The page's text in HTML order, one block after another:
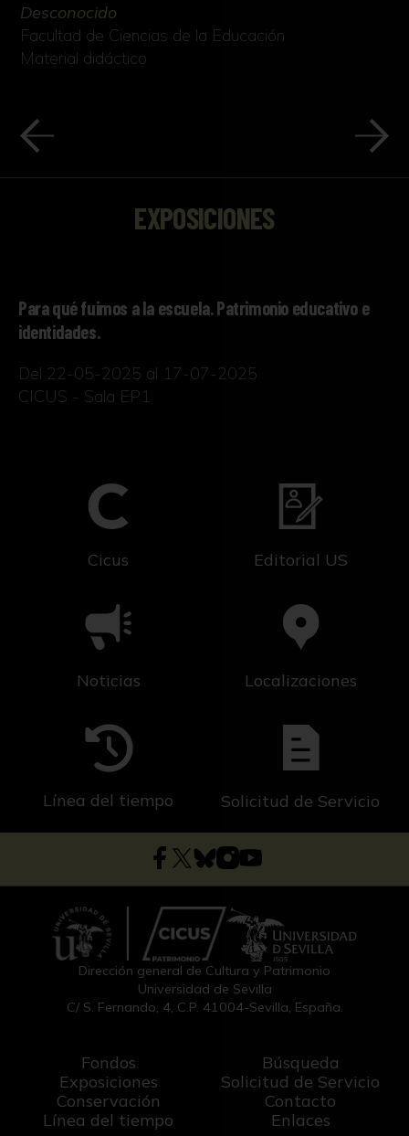
Desconocido
Facultad de Ciencias de la Educación
Material didáctico
EXPOSICIONES
Para qué fuimos a la escuela. Patrimonio educativo e
identidades.
Del 22-05-2025 al 17-07-2025
CICUS - Sala EP1
Cicus Editorial US
Noticias Localizaciones
Línea del tiempo Solicitud de Servicio
Dirección general de Cultura y Patrimonio
Universidad de Sevilla
C/ S. Fernando, 4, C.P. 41004-Sevilla, España.
Fondos
Exposiciones
Conservación
Línea del tiempo
Búsqueda
Solicitud de Servicio
Contacto
Enlaces